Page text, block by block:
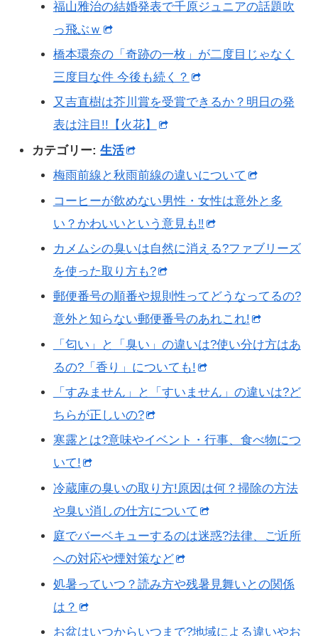
福山雅治の結婚発表で千原ジュニアの話題吹
っ飛ぶｗ
橋本環奈の「奇跡の一枚」が二度目じゃなく
三度目な件 今後も続く？
又吉直樹は芥川賞を受賞できるか？明日の発
表は注目!!【火花】
カテゴリー:生活
梅雨前線と秋雨前線の違いについて
コーヒーが飲めない男性・女性は意外と多
い？かわいいという意見も‼
カメムシの臭いは自然に消える?ファブリーズ
を使った取り方も?
郵便番号の順番や規則性ってどうなってるの?
意外と知らない郵便番号のあれこれ!
「匂い」と「臭い」の違いは?使い分け方はあ
るの?「香り」についても!
「すみません」と「すいません」の違いは?ど
ちらが正しいの?
寒露とは?意味やイベント・行事、食べ物につ
いて!
冷蔵庫の臭いの取り方!原因は何？掃除の方法
や臭い消しの仕方について
庭でバーベキューするのは迷惑?法律、ご近所
への対応や煙対策など
処暑っていつ？読み方や残暑見舞いとの関係
は？
お盆はいつからいつまで?地域による違いやお